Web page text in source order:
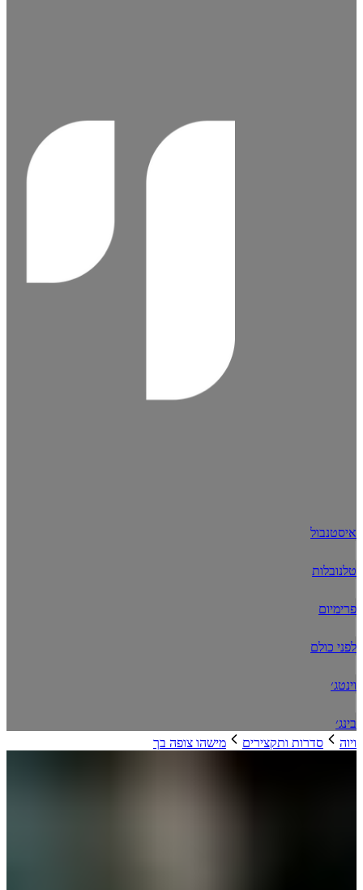
איסטנבול
טלנובלות
פרימיום
לפני כולם
וינטג׳
בינג׳
ויוה
סדרות ותקצירים מישהו צופה בך